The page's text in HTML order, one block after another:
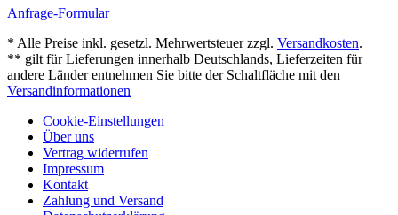
Anfrage-Formular
* Alle Preise inkl. gesetzl. Mehrwertsteuer zzgl. Versandkosten.
** gilt für Lieferungen innerhalb Deutschlands, Lieferzeiten für
andere Länder entnehmen Sie bitte der Schaltfläche mit den
Versandinformationen
Cookie-Einstellungen
Über uns
Vertrag widerrufen
Impressum
Kontakt
Zahlung und Versand